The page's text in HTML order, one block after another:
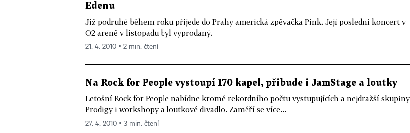
Edenu
Již podruhé během roku přijede do Prahy americká zpěvačka Pink. Její poslední koncert v
O2 areně v listopadu byl vyprodaný.
21. 4. 2010 ▪ 2 min. čtení
Na Rock for People vystoupí 170 kapel, přibude i JamStage a loutky
Letošní Rock for People nabídne kromě rekordního počtu vystupujících a nejdražší skupiny
Prodigy i workshopy a loutkové divadlo. Zaměří se více...
27. 4. 2010 ▪ 3 min. čtení